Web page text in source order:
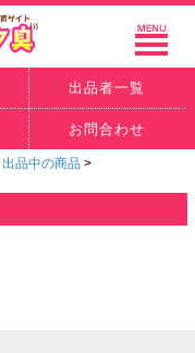
出品者一覧
お問合わせ
出品中の商品 >